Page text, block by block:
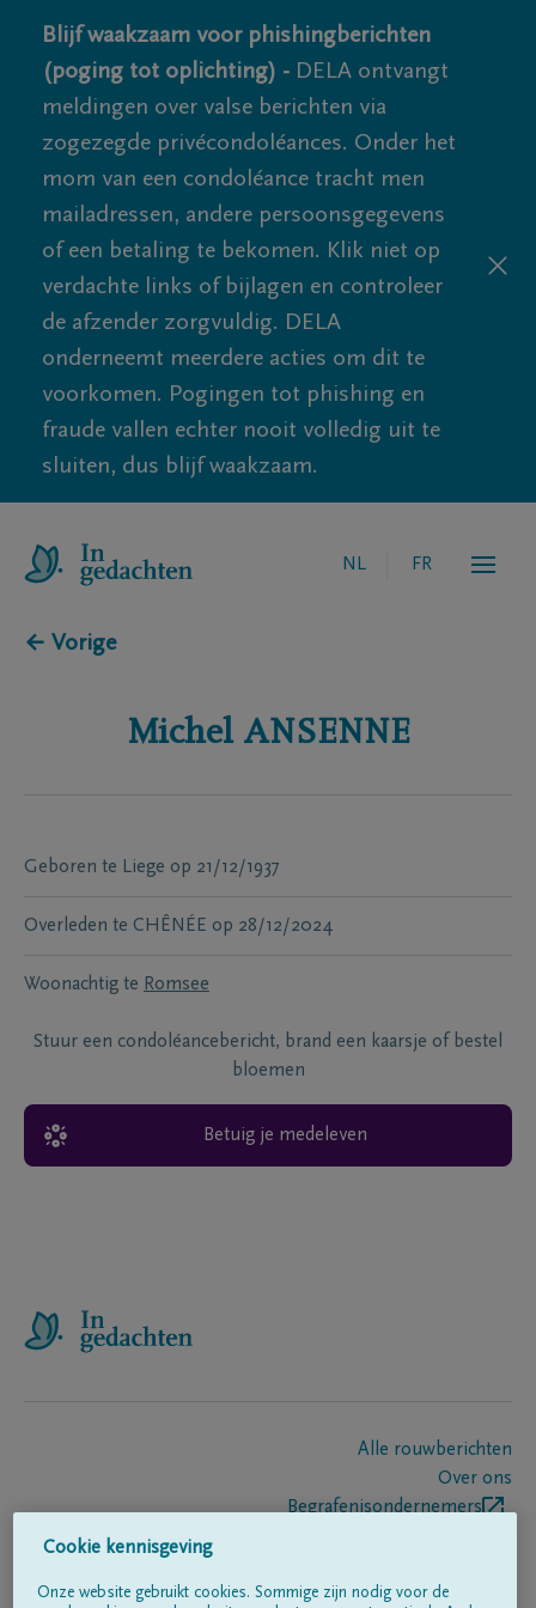
Blijf waakzaam voor phishingberichten
(poging tot oplichting) - DELA ontvangt
meldingen over valse berichten via
zogezegde privécondoléances. Onder het
mom van een condoléance tracht men
mailadressen, andere persoonsgegevens
of een betaling te bekomen. Klik niet op
verdachte links of bijlagen en controleer
de afzender zorgvuldig. DELA
onderneemt meerdere acties om dit te
voorkomen. Pogingen tot phishing en
fraude vallen echter nooit volledig uit te
sluiten, dus blijf waakzaam.
NL FR
← Vorige
Michel ANSENNE
Geboren te Liege op 21/12/1937
Overleden te CHÊNÉE op 28/12/2024
Woonachtig te Romsee
Stuur een condoléancebericht, brand een kaarsje of bestel
bloemen
Betuig je medeleven
Alle rouwberichten
Over ons
Begrafenisondernemers
Cookie kennisgeving
Onze website gebruikt cookies. Sommige zijn nodig voor de